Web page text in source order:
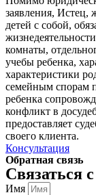
заявления, Истец,
детей с собой,
комнаты,
учебы ребенка,
характеристики
семейным спорам
ребенка
конфликт в
предоставляет
своего клиента.
Консультация
Обратная связь
Связаться
Имя